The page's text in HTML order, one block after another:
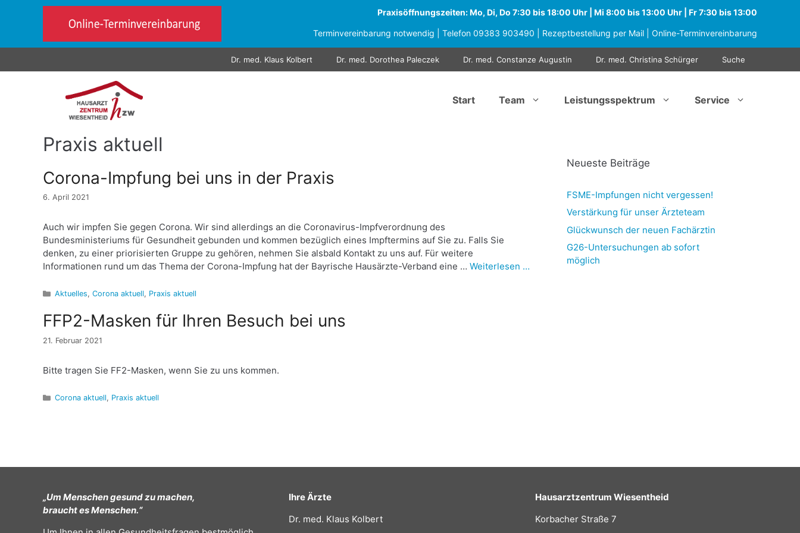
Praxisöffnungszeiten: Mo, Di, Do 7:30 bis 18:00 Uhr | Mi 8:00 bis 13:00 Uhr | Fr 7:30 bis 13:00
Terminvereinbarung notwendig | Telefon 09383 903490 Rezeptbestellung per Mail Online-Terminvereinbarung
Dr. med. Klaus Kolbert Dr. med. Dorothea Paleczek Dr. med. Constanze Augustin Dr. med. Christina Schürger Suche
Start Team Leistungsspektrum Service
Praxis aktuell
Corona-Impfung bei uns in der Praxis
6. April 2021
Auch wir impfen Sie gegen Corona. Wir sind allerdings an die Coronavirus-Impfverordnung des
Bundesministeriums für Gesundheit gebunden und kommen bezüglich eines Impftermins auf Sie zu. Falls Sie
denken, zu einer priorisierten Gruppe zu gehören, nehmen Sie alsbald Kontakt zu uns auf. Für weitere
Informationen rund um das Thema der Corona-Impfung hat der Bayrische Hausärzte-Verband eine … Weiterlesen …
Kategorien
Aktuelles,Corona aktuell, Praxis aktuell
FFP2-Masken für Ihren Besuch bei uns
21. Februar 2021
Bitte tragen Sie FF2-Masken, wenn Sie zu uns kommen.
Kategorien
Corona aktuell, Praxis aktuell
Neueste Beiträge
FSME-Impfungen nicht vergessen!
Verstärkung für unser Ärzteteam
Glückwunsch der neuen Fachärztin
G26-Untersuchungen ab sofort
möglich
„Um Menschen gesund zu machen,
braucht es Menschen.“
Ihre Ärzte
Dr. med. Klaus Kolbert
Hausarztzentrum Wiesentheid
Korbacher Straße 7